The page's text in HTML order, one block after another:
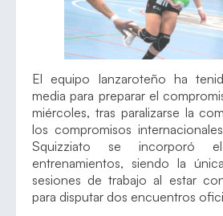
El equipo lanzaroteño ha
media para preparar el
miércoles, tras paralizarse la
los compromisos
Squizziato se incorporó
entrenamientos, siendo la
sesiones de trabajo al estar
para disputar dos encuentros